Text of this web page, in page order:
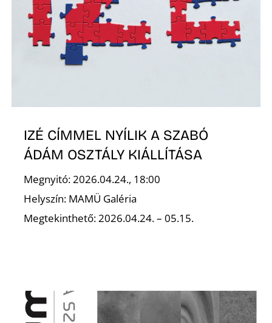
IZÉ CÍMMEL NYÍLIK A SZABÓ
ÁDÁM OSZTÁLY KIÁLLÍTÁSA
Megnyitó: 2026.04.24., 18:00
Helyszín: MAMÜ Galéria
Megtekinthető: 2026.04.24. – 05.15.